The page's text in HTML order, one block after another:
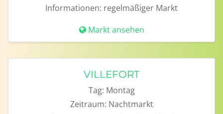
Informationen: regelmäßiger Markt
Markt ansehen
VILLEFORT
Tag: Montag
Zeitraum: Nachtmarkt